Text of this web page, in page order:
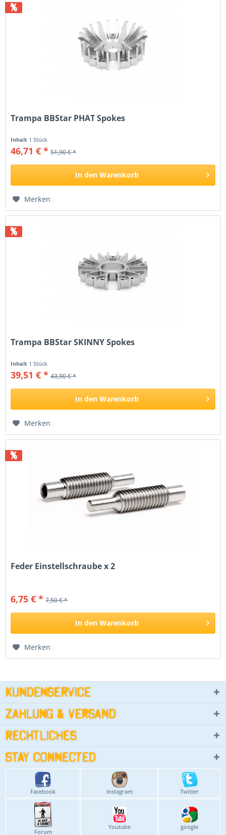
%
Trampa BBStar PHAT Spokes
Inhalt 1 Stück
46,71 € * 51,90 € *
In den Warenkorb
Merken
%
Trampa BBStar SKINNY Spokes
Inhalt 1 Stück
39,51 € * 43,90 € *
In den Warenkorb
Merken
%
Feder Einstellschraube x 2
6,75 € * 7,50 € *
In den Warenkorb
Merken
Kundenservice
Zahlung & Versand
Rechtliches
Stay connected
Facebook Instagram Twitter
Forum
Youtube google